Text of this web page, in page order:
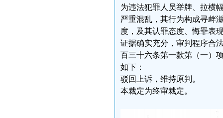
为违法犯罪人员举牌、拉横
严重混乱，其行为构成寻衅
度，及其认罪态度、悔罪表
证据确实充分，审判程序合
百三十六条第一款第（一）
如下：
驳回上诉，维持原判。
本裁定为终审裁定。